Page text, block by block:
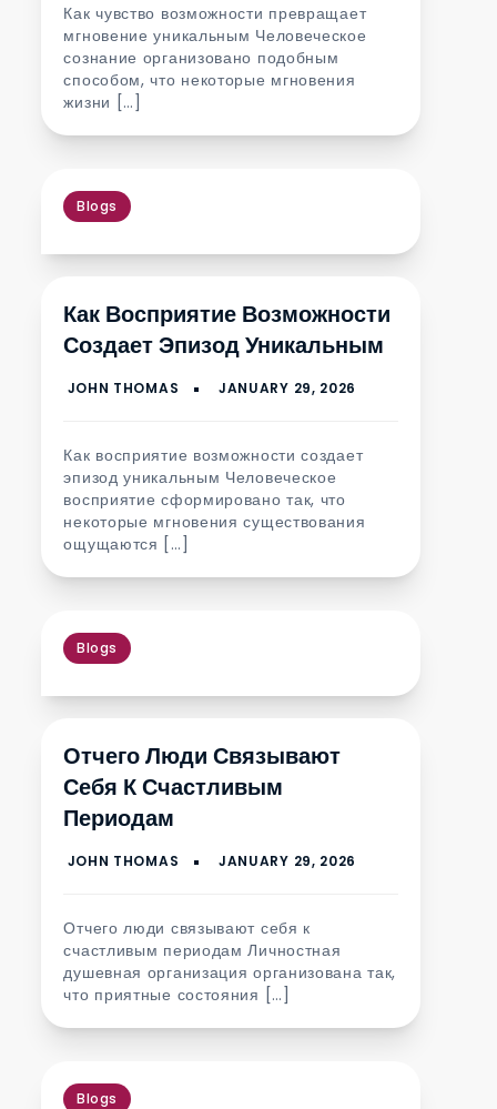
Как чувство возможности превращает
мгновение уникальным Человеческое
сознание организовано подобным
способом, что некоторые мгновения
жизни […]
Blogs
Как Восприятие Возможности
Создает Эпизод Уникальным
Как восприятие возможности создает
эпизод уникальным Человеческое
восприятие сформировано так, что
некоторые мгновения существования
ощущаются […]
Blogs
Отчего Люди Связывают
Себя К Счастливым
Периодам
Отчего люди связывают себя к
счастливым периодам Личностная
душевная организация организована так,
что приятные состояния […]
Blogs